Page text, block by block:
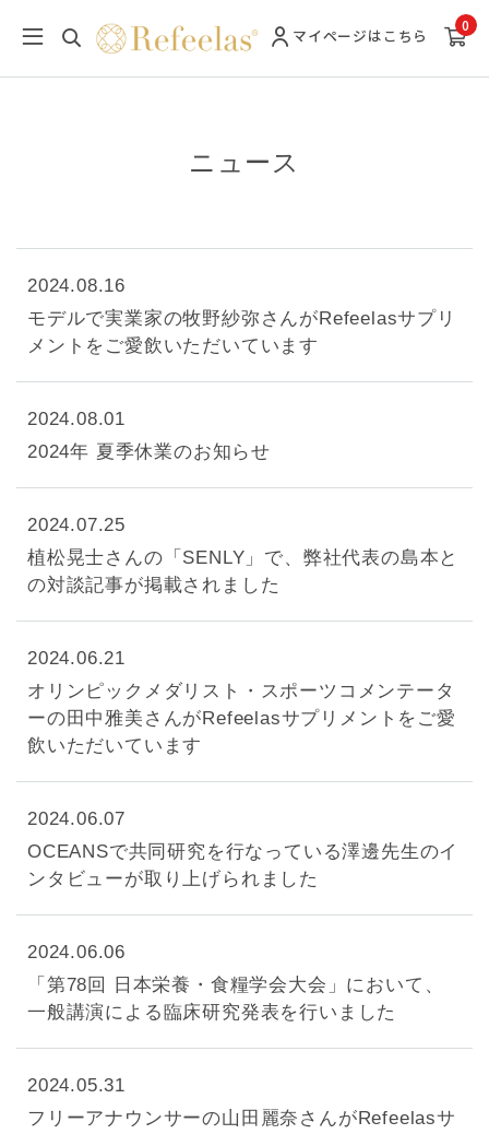
マイページはこちら
0
ニュース
2024.08.16
モデルで実業家の牧野紗弥さんがRefeelasサプリ
メントをご愛飲いただいています
2024.08.01
2024年 夏季休業のお知らせ
2024.07.25
植松晃士さんの「SENLY」で、弊社代表の島本と
の対談記事が掲載されました
2024.06.21
オリンピックメダリスト・スポーツコメンテータ
ーの田中雅美さんがRefeelasサプリメントをご愛
飲いただいています
2024.06.07
OCEANSで共同研究を行なっている澤邊先生のイ
ンタビューが取り上げられました
2024.06.06
「第78回 日本栄養・食糧学会大会」において、
一般講演による臨床研究発表を行いました
2024.05.31
フリーアナウンサーの山田麗奈さんがRefeelasサ